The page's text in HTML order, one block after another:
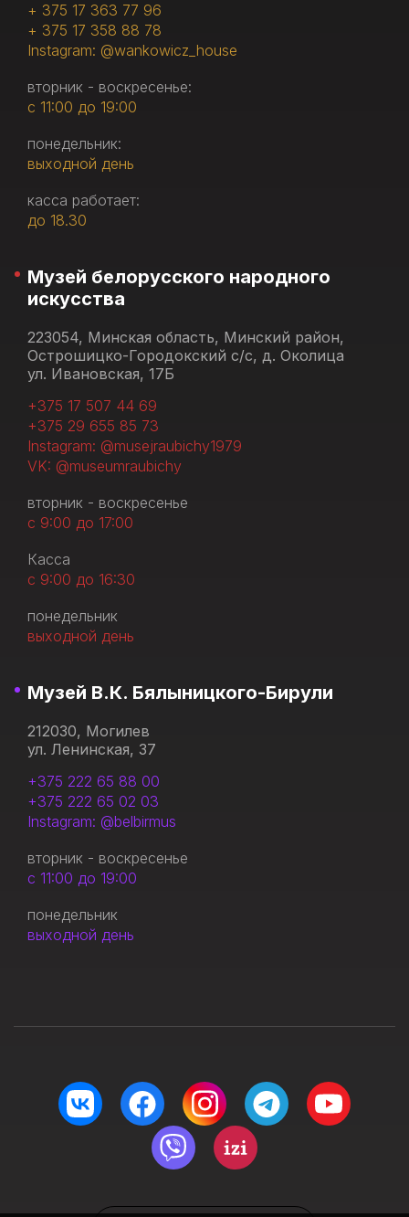
+ 375 17 363 77 96
+ 375 17 358 88 78
Instagram: @wankowicz_house
вторник - воскресенье:
с 11:00 до 19:00
понедельник:
выходной день
касса работает:
до 18.30
Музей белорусского народного
искусства
223054, Минская область, Минский район,
Острошицко-Городокский с/с, д. Околица
ул. Ивановская, 17Б
+375 17 507 44 69
+375 29 655 85 73
Instagram: @musejraubichy1979
VK: @museumraubichy
вторник - воскресенье
с 9:00 до 17:00
Касса
с 9:00 до 16:30
понедельник
выходной день
Музей В.К. Бялыницкого-Бирули
212030, Могилев
ул. Ленинская, 37
+375 222 65 88 00
+375 222 65 02 03
Instagram: @belbirmus
вторник - воскресенье
с 11:00 до 19:00
понедельник
выходной день